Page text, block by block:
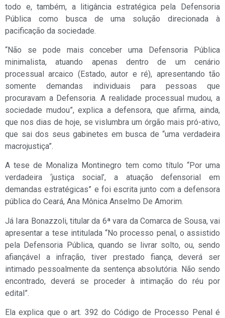
todo e, também, a litigância estratégica pela Defensoria
Pública como busca de uma solução direcionada à
pacificação da sociedade.
“Não se pode mais conceber uma Defensoria Pública
minimalista, atuando apenas dentro de um cenário
processual arcaico (Estado, autor e ré), apresentando tão
somente demandas individuais para pessoas que
procuravam a Defensoria. A realidade processual mudou, a
sociedade mudou”, explica a defensora, que afirma, ainda,
que nos dias de hoje, se vislumbra um órgão mais pró-ativo,
que sai dos seus gabinetes em busca de “uma verdadeira
macrojustiça”.
A tese de Monaliza Montinegro tem como título “Por uma
verdadeira ‘justiça social’, a atuação defensorial em
demandas estratégicas” e foi escrita junto com a defensora
pública do Ceará, Ana Mônica Anselmo De Amorim.
Já Iara Bonazzoli, titular da 6ª vara da Comarca de Sousa, vai
apresentar a tese intitulada “No processo penal, o assistido
pela Defensoria Pública, quando se livrar solto, ou, sendo
afiançável a infração, tiver prestado fiança, deverá ser
intimado pessoalmente da sentença absolutória. Não sendo
encontrado, deverá se proceder à intimação do réu por
edital”.
Ela explica que o art. 392 do Código de Processo Penal é